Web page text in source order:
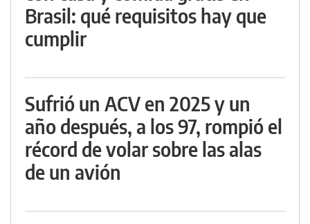
Brasil: qué requisitos hay que
cumplir
Sufrió un ACV en 2025 y un
año después, a los 97, rompió el
récord de volar sobre las alas
de un avión